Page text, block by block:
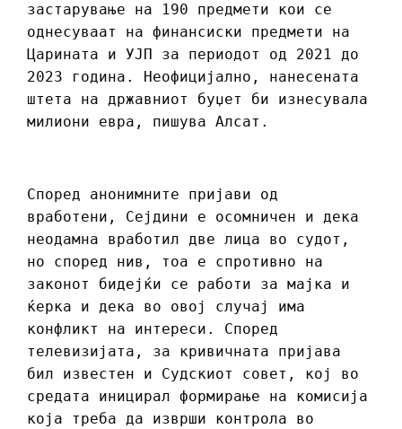
застарување на 190 предмети кои се
однесуваат на финансиски предмети на
Царината и УЈП за периодот од 2021 до
2023 година. Неофицијално, нанесената
штета на државниот буџет би изнесувала
милиони евра, пишува Алсат.
Според анонимните пријави од
вработени, Сејдини е осомничен и дека
неодамна вработил две лица во судот,
но според нив, тоа е спротивно на
законот бидејќи се работи за мајка и
ќерка и дека во овој случај има
конфликт на интереси. Според
телевизијата, зa кривичната пријава
бил известен и Судскиот совет, кој во
средата иницирал формирање на комисија
која треба да изврши контрола во